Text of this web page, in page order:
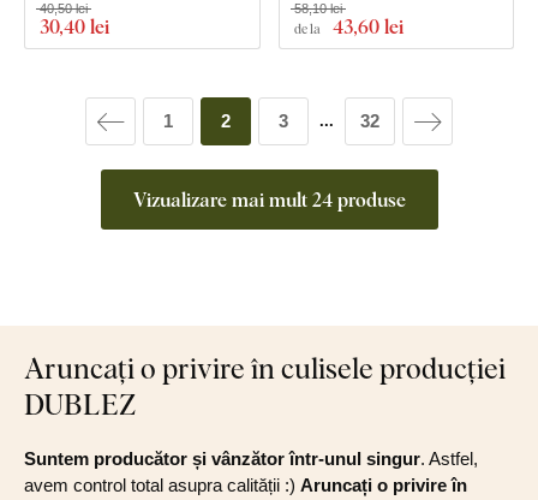
30,40 lei
40,50 lei
de la 43,60 lei
58,10 lei
Vizualizare mai mult 24 produse
1 2 3 ... 32
Aruncați o privire în culisele producției
DUBLEZ
Suntem producător și vânzător într-unul singur. Astfel,
avem control total asupra calității :) Aruncați o privire în